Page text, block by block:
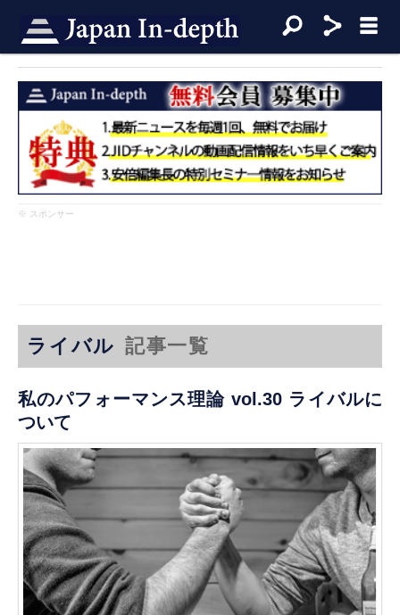
※ スポンサー
ライバル 記事一覧
私のパフォーマンス理論 vol.30 ライバルに
ついて